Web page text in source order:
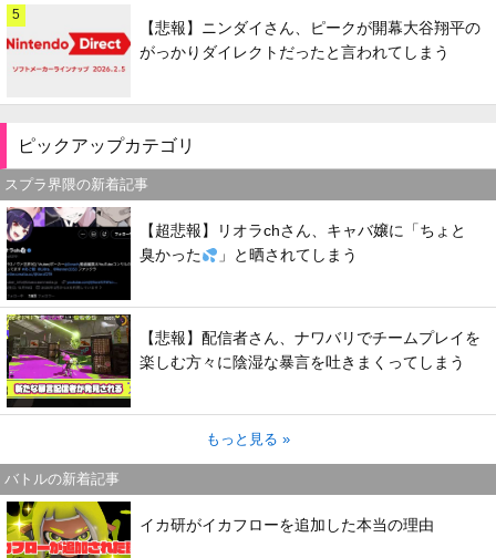
5
【悲報】ニンダイさん、ピークが開幕大谷翔平の
がっかりダイレクトだったと言われてしまう
ピックアップカテゴリ
スプラ界隈の新着記事
【超悲報】リオラchさん、キャバ嬢に「ちょと
臭かった
」と晒されてしまう
【悲報】配信者さん、ナワバリでチームプレイを
楽しむ方々に陰湿な暴言を吐きまくってしまう
もっと見る »
バトルの新着記事
イカ研がイカフローを追加した本当の理由